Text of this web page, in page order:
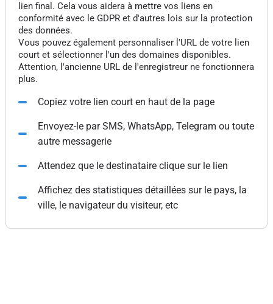
lien final. Cela vous aidera à mettre vos liens en
conformité avec le GDPR et d'autres lois sur la protection
des données.
Vous pouvez également personnaliser l'URL de votre lien
court et sélectionner l'un des domaines disponibles.
Attention, l'ancienne URL de l'enregistreur ne fonctionnera
plus.
Copiez votre lien court en haut de la page
Envoyez-le par SMS, WhatsApp, Telegram ou toute
autre messagerie
Attendez que le destinataire clique sur le lien
Affichez des statistiques détaillées sur le pays, la
ville, le navigateur du visiteur, etc